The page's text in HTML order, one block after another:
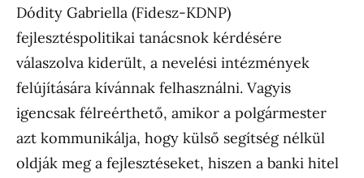
Dódity Gabriella (Fidesz-KDNP)
fejlesztéspolitikai tanácsnok kérdésére
válaszolva kiderült, a nevelési intézmények
felújítására kívánnak felhasználni. Vagyis
igencsak félreérthető, amikor a polgármester
azt kommunikálja, hogy külső segítség nélkül
oldják meg a fejlesztéseket, hiszen a banki hitel